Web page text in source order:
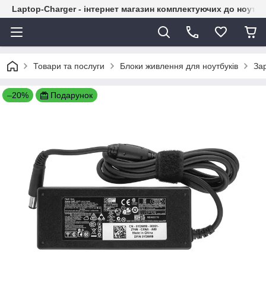
Laptop-Charger - інтернет магазин комплектуючих до
Товари та послуги Блоки живлення для ноутбуків
–20% Подарунок